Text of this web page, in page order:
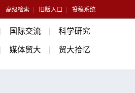
高级检索 旧版入口 投稿系统
国际交流 科学研究
媒体贸大 贸大拾忆